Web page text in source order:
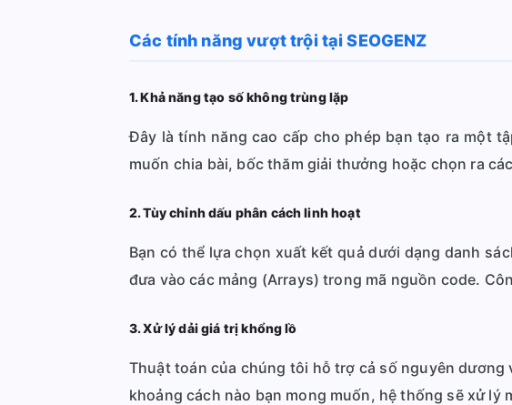
Các tính năng vượt trội tại SEOGENZ
1. Khả năng tạo số không trùng lặp
Đây là tính năng cao cấp cho phép bạn tạo ra một
muốn chia bài, bốc thăm giải thưởng hoặc chọn ra
2. Tùy chỉnh dấu phân cách linh hoạt
Bạn có thể lựa chọn xuất kết quả dưới dạng danh
đưa vào các mảng (Arrays) trong mã nguồn code.
3. Xử lý dải giá trị khổng lồ
Thuật toán của chúng tôi hỗ trợ cả số nguyên
khoảng cách nào bạn mong muốn, hệ thống sẽ xử lý